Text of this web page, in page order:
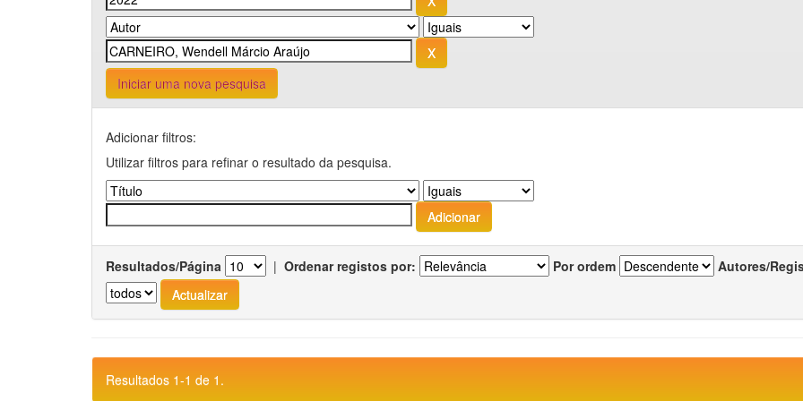
Iniciar uma nova pesquisa
Adicionar filtros:
Utilizar filtros para refinar o resultado da pesquisa.
Resultados/Página | Ordenar registos por: Por ordem Autores/
Resultados 1-1 de 1.